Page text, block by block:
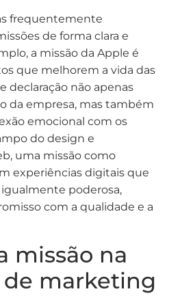
frequentemente
de forma clara e
a missão da Apple é
que melhorem a vida das
declaração não apenas
da empresa, mas também
emocional com os
do design e
uma missão como
experiências digitais que
poderosa,
com a qualidade e a
missão na
marketing